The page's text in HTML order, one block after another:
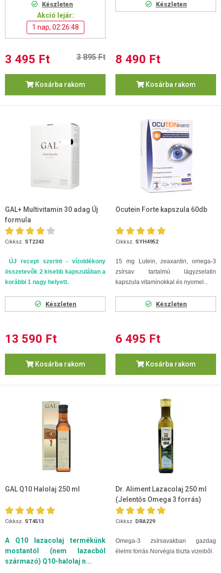
Készleten
Akció lejár:
1 nap, 02:26:48
3 495 Ft 3 895 Ft
Kosárba rakom
Készleten
8 490 Ft
Kosárba rakom
GAL+ Multivitamin 30 adag Új
formula
Cikksz. ST2243
ÚJ recept szerint - vízoldékony
összetevők 2 kisebb kapszulában a
korábbi 1 nagy helyett.
Készleten
13 590 Ft
Kosárba rakom
Ocutein Forte kapszula 60db
Cikksz. SYH4952
15 mg Lutein, zeaxantin, omega-3
zsírsav tartalmú lágyzselatin
kapszula vitaminokkal és nyomel...
Készleten
6 495 Ft
Kosárba rakom
GAL Q10 Halolaj 250 ml
Cikksz. ST4513
A Q10 lazacolaj termékünk
mostantól (nem lazacból
származó) Q10-halolaj n...
Dr. Aliment Lazacolaj 250 ml
(Jelentős Omega 3 forrás)
Cikksz. DRA229
Omega-3 zsírsavakban gazdag
élelmi forrás Norvégia tiszta vizeiből.